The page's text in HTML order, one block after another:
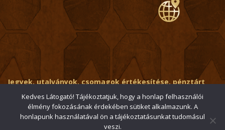
Jegyek, utalványok, csomagok értékesítése, pénztárt
érintő kérdések:
ertekesito@fehervar-arpadfurdo.hu
Általános érdeklődés: info@fehervar-arpadfurdo.hu
Kedves Látogató! Tájékoztatjuk, hogy a honlap felhasználói
élmény fokozásának érdekében sütiket alkalmazunk. A
honlapunk használatával ön a tájékoztatásunkat tudomásul
veszi.